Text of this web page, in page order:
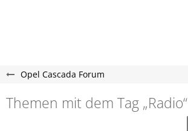
Opel Cascada Forum
Themen mit dem Tag „Radio“